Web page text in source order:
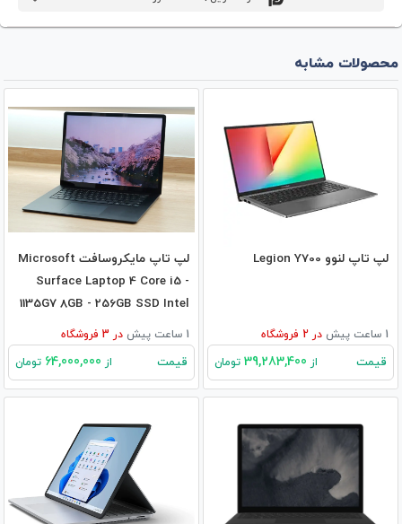
محصولات مشابه
لپ تاپ لنوو Legion Y700
1 ساعت پیش در فروشگاه
قیمت از تومان
لپ تاپ مایکروسافت Microsoft
Surface Laptop 4 Core i5 -
1135G7 8GB - 256GB SSD Intel
1 ساعت پیش در فروشگاه
قیمت از تومان